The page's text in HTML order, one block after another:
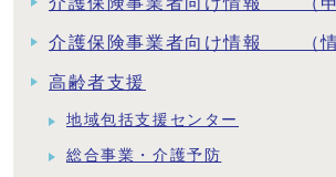
介護保険事業者向け情報 （情
高齢者支援
地域包括支援センター
総合事業・介護予防